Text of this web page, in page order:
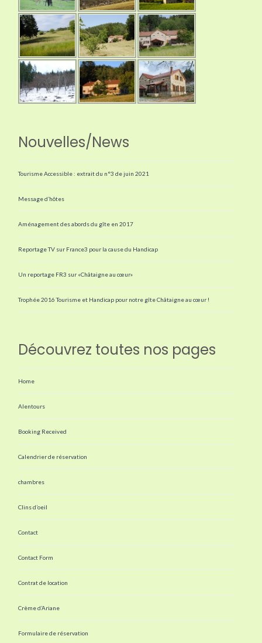
Nouvelles/News
Tourisme Accessible : extrait du n°3 de juin 2021
Message d’hôtes
Aménagement des abords du gîte en 2017
Reportage TV sur France3 pour la cause du Handicap
Un reportage FR3 sur «Châtaigne au cœur»
Trophée 2016 Tourisme et Handicap pour notre gîte Châtaigne au cœur !
Découvrez toutes nos pages
Home
Alentours
Booking Received
Calendrier de réservation
chambres
Clins d’oeil
Contact
Contact Form
Contrat de location
Crème d’Ariane
Formulaire de réservation